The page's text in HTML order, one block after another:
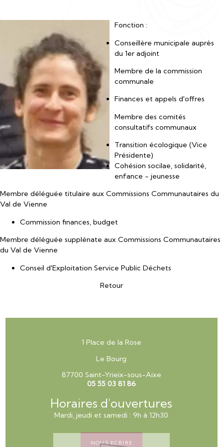
Fonction :
Conseillère municipale auprès
du 1er adjoint
Membre de la commission
communale
Finances et appels d'offres
Membre des comités
consultatifs communaux
Transition écologique (Vice
Présidente)
Cohésion socilae, solidarité,
enfance - jeunesse
Membre déléguée titulaire aux Commissions Communautaires du
Val de Vienne
Commission finances, budget
Membre déléguée supplénate aux Commissions Communautaires
du Val de Vienne
Conseil d'Exploitation Service Public Déchets
Retour
1 Place de la Rose
Le Bourg
87700 Saint-Yrieix-sous-Aixe
05 55 03 81 86
Horaires d'ouvertures
Mardi, jeudi et samedi : 9h à 12h30
NOUS ECRIRE